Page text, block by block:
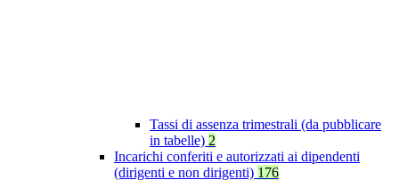
Tassi di assenza trimestrali (da pubblicare
in tabelle) 2
Incarichi conferiti e autorizzati ai dipendenti
(dirigenti e non dirigenti) 176